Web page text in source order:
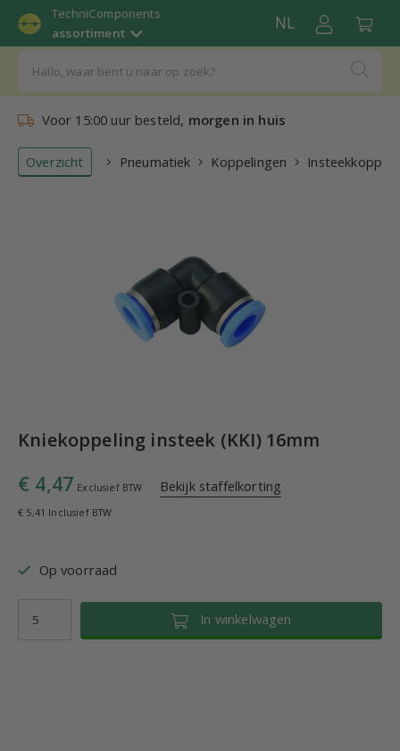
TechniComponents
assortiment
NL
Voor 15:00 uur besteld, morgen in huis
Overzicht Pneumatiek Koppelingen
Kniekoppeling insteek (KKI) 16mm
€ 4,47 Exclusief BTW Bekijk staffelkorting
€ 5,41 Inclusief BTW
Op voorraad
In winkelwagen